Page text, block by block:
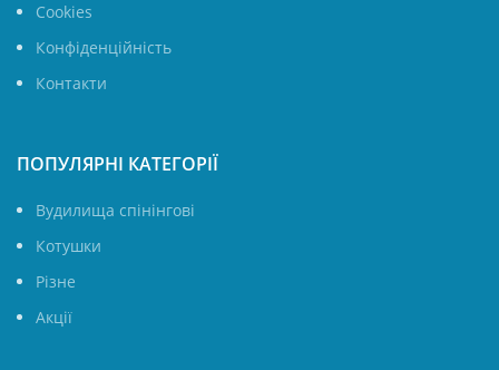
Cookies
Конфіденційність
Контакти
ПОПУЛЯРНІ КАТЕГОРІЇ
Вудилища спінінгові
Котушки
Різне
Акції